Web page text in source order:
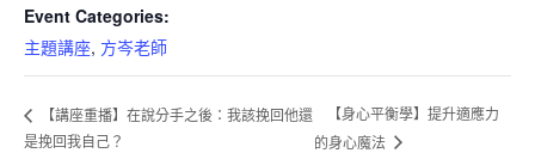
Event Categories:
主題講座, 方岑老師
【講座重播】在說分手之後：我該挽回他還
是挽回我自己？
【身心平衡學】提升適應力
的身心魔法